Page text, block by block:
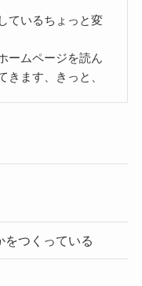
ているちょっと変
ームページを読ん
きます、きっと、
をつくっている